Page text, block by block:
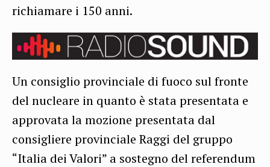
richiamare i 150 anni.
Un consiglio provinciale di fuoco sul fronte
del nucleare in quanto è stata presentata e
approvata la mozione presentata dal
consigliere provinciale Raggi del gruppo
“Italia dei Valori” a sostegno del referendum